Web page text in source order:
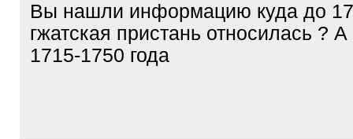
]
Вы нашли информацию куда до
гжатская пристань относилась ?
1715-1750 года